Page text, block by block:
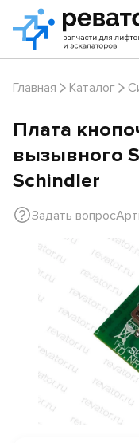
Главная Каталог
Плата
вызывного
Schindler
Задать вопрос